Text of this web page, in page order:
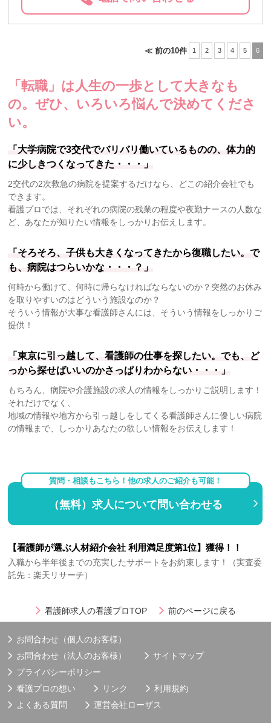
≪ 前の10件 1 2 3 4 5 6
「転職」は人生の一歩として大きなも
の。ぜひ、いろいろ悩んで決めてくださ
い。
「大学病院で3交代でバリバリ働いているものの、体力的
に少しきつくなってきた・・・」
2交代の2次救急の病院を提案するだけなら、どこの紹介会社でも
できます。
看護プロでは、それぞれの病院の残業の程度や夜勤ナースの人数な
ど、あなたが知りたい情報をしっかりお伝えします。
「そろそろ、子供も大きくなってきたから復職したい。で
も、病院はつらいかな・・・？」
何時から働けて、何時に帰らなければならないのか？突然のお休み
を取りやすいのはどういう施設なのか？
そういう情報が大事な看護師さんには、そういう情報をしっかりご
提供！
「東京に引っ越して、看護師の仕事を探したい。でも、ど
っから探せばいいのかさっぱりわからない・・・」
もちろん、病院や介護施設の求人の情報をしっかりご説明します！
それだけでなく、
地域の情報や地方から引っ越しをしてくる看護師さんに優しい病院
の情報まで、しっかりあなたの欲しい情報をお伝えします！
質問・相談もこちら！他の求人のご紹介も可能！
（無料）求人について問い合わせる
【看護師が選ぶ人材紹介会社 利用満足度第1位】獲得！！
入職から半年後までの充実したサポートをお約束します！（実査委
託先：楽天リサーチ）
看護師求人の看護プロTOP 前のページに戻る
お問合わせ（個人のお客様）
お問合わせ（法人のお客様）
サイトマップ
プライバシーポリシー
看護プロの想い
リンク
利用規約
よくある質問
運営会社ローザス